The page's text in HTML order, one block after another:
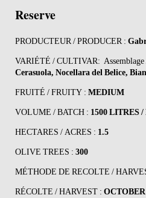
Reserve
PRODUCTEUR / PRODUCER :
VARIÉTÉ / CULTIVAR: Assemblage
Cerasuola, Nocellara del Belice,
FRUITÉ / FRUITY : MEDIUM
VOLUME / BATCH : 1500 LITRES
HECTARES / ACRES : 1.5
OLIVE TREES : 300
MÉTHODE DE RECOLTE /
RÉCOLTE / HARVEST : OCTOBER